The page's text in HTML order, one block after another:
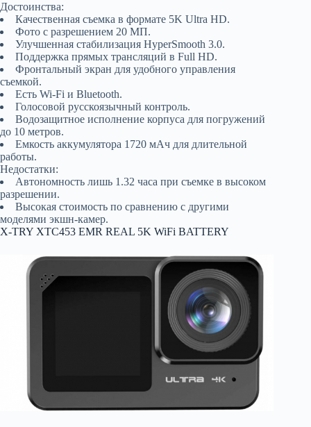
Достоинства:
Качественная съемка в формате 5K Ultra HD.
Фото с разрешением 20 МП.
Улучшенная стабилизация HyperSmooth 3.0.
Поддержка прямых трансляций в Full HD.
Фронтальный экран для удобного управления
съемкой.
Есть Wi-Fi и Bluetooth.
Голосовой русскоязычный контроль.
Водозащитное исполнение корпуса для погружений
до 10 метров.
Емкость аккумулятора 1720 мАч для длительной
работы.
Недостатки:
Автономность лишь 1.32 часа при съемке в высоком
разрешении.
Высокая стоимость по сравнению с другими
моделями экшн-камер.
X-TRY XTC453 EMR REAL 5K WiFi BATTERY